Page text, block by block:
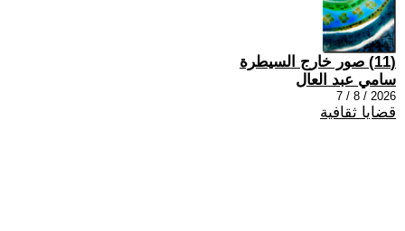
(11) صور خارج السيطرة
سامي عبد العال
2026 / 8 / 7
قضايا ثقافية